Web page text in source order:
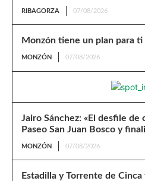
RIBAGORZA 07/08/2026
Monzón tiene un plan para
MONZÓN 07/08/2026
Jairo Sánchez: «El desfile de
Paseo San Juan Bosco y
MONZÓN 07/08/2026
Estadilla y Torrente de